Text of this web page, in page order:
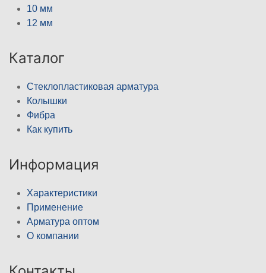
10 мм
12 мм
Каталог
Стеклопластиковая арматура
Колышки
Фибра
Как купить
Информация
Характеристики
Применение
Арматура оптом
О компании